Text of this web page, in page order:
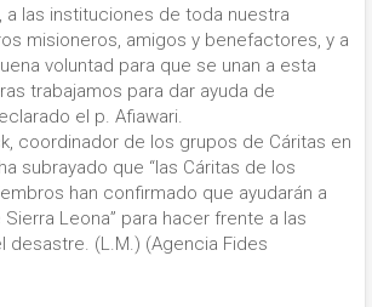
a las instituciones de toda nuestra
misioneros, amigos y benefactores, y a
voluntad para que se unan a esta
trabajamos para dar ayuda de
el p. Afiawari.
coordinador de los grupos de Cáritas en
subrayado que “las Cáritas de los
han confirmado que ayudarán a
Leona” para hacer frente a las
desastre. (L.M.) (Agencia Fides